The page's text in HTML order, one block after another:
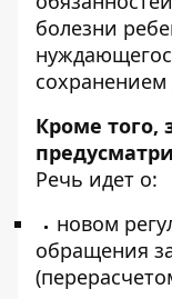
болезни
сохранением
Кроме того,
Речь идет о:
новом
обращения